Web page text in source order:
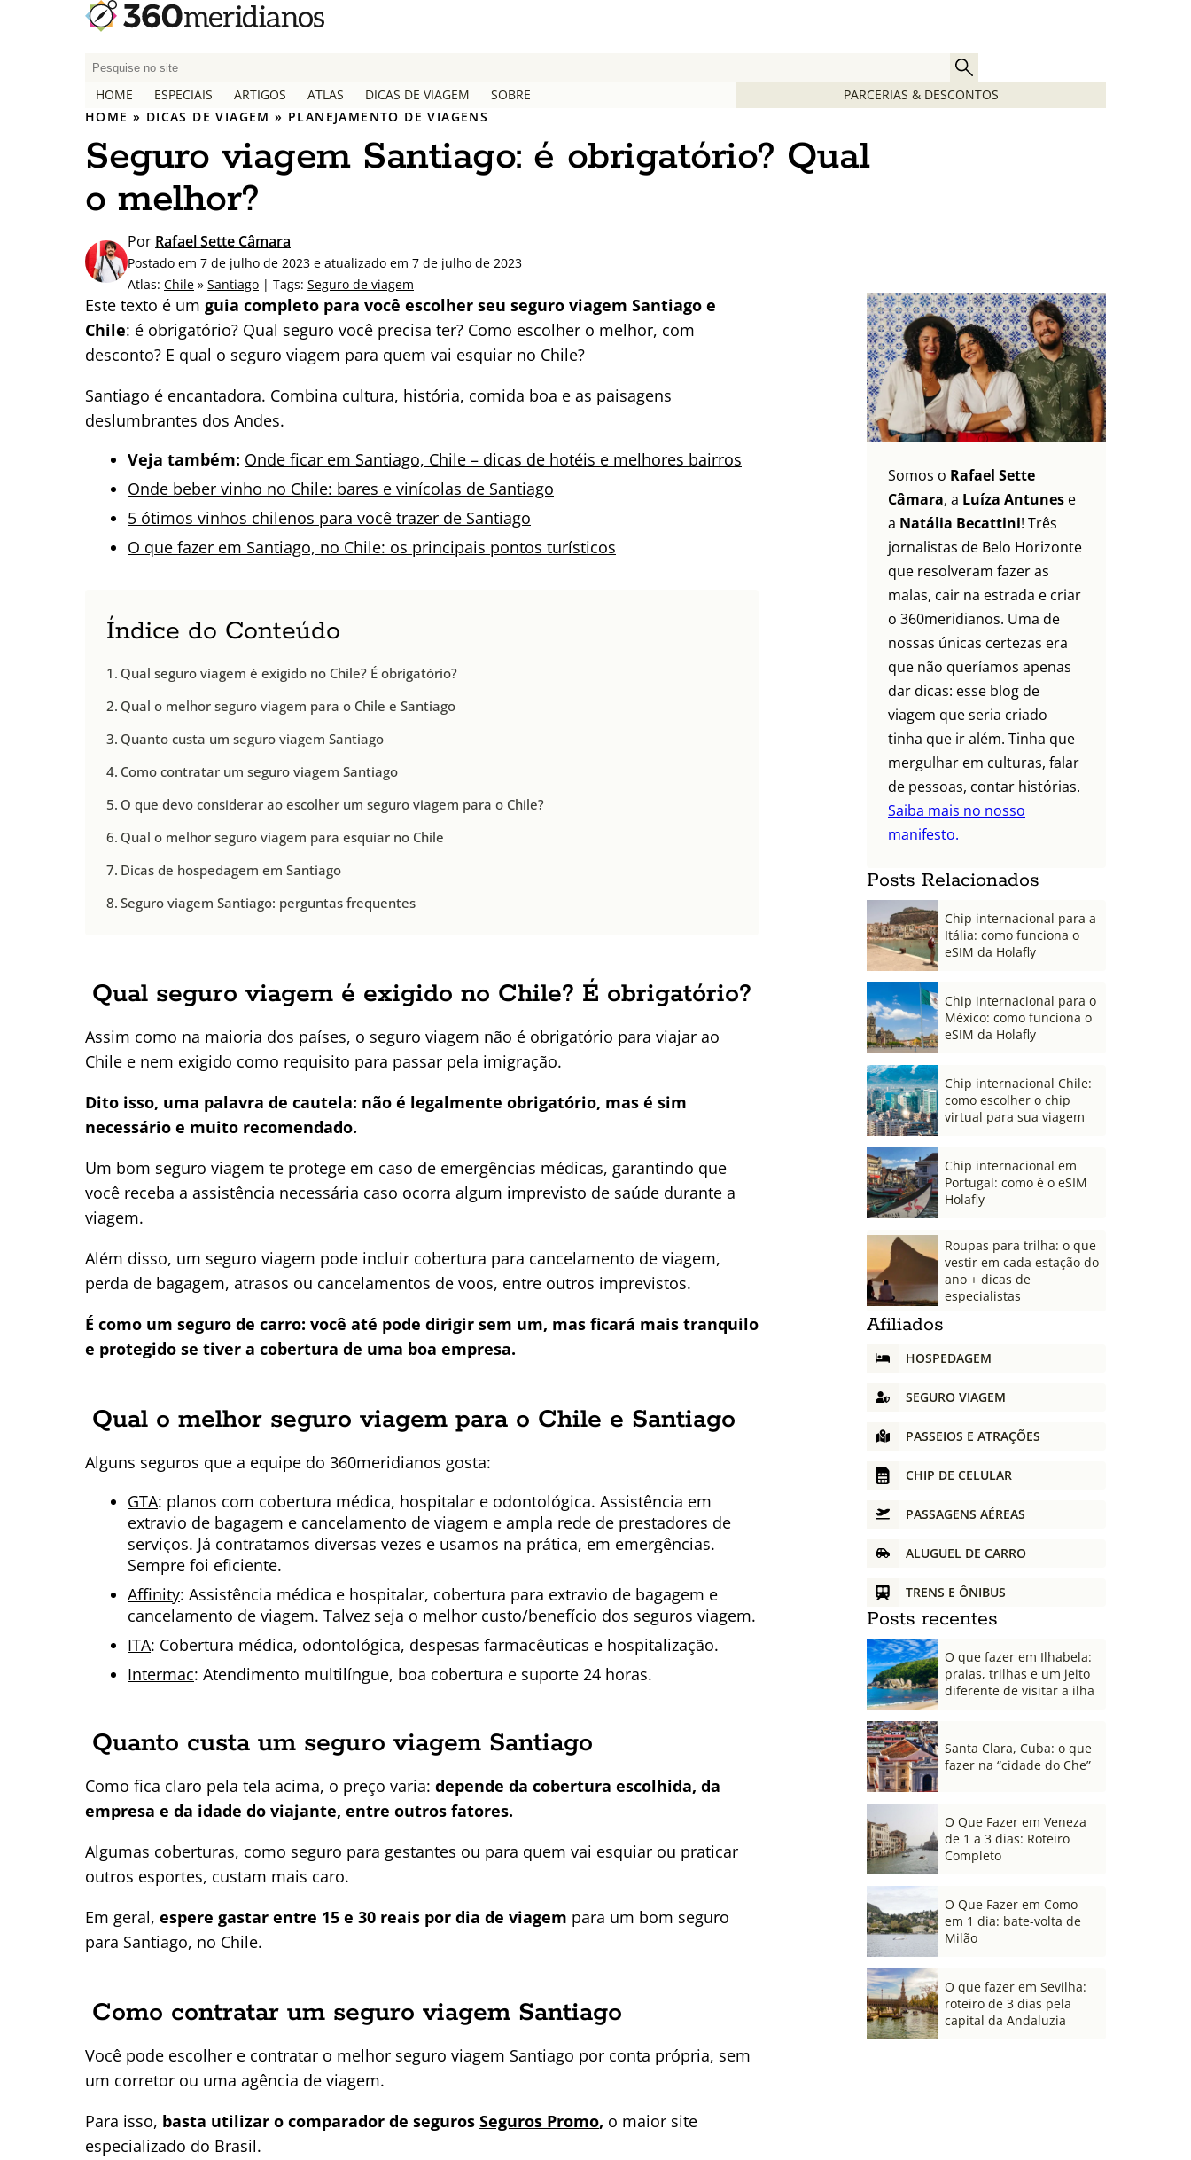
P
q
u
i
s
a
p
o
r
:
HOME ESPECIAIS ARTIGOS ATLAS DICAS DE VIAGEM SOBRE
PARCERIAS & DESCONTOS
HOME » DICAS DE VIAGEM » PLANEJAMENTO DE VIAGENS
Seguro viagem Santiago: é obrigatório? Qual
o melhor?
Por Rafael Sette Câmara
Postado em 7 de julho de 2023 e atualizado em 7 de julho de 2023
Atlas: Chile » Santiago | Tags: Seguro de viagem
Este texto é um guia completo para você escolher seu seguro viagem Santiago e
Chile: é obrigatório? Qual seguro você precisa ter? Como escolher o melhor, com
desconto? E qual o seguro viagem para quem vai esquiar no Chile?
Santiago é encantadora. Combina cultura, história, comida boa e as paisagens
deslumbrantes dos Andes.
Veja também: Onde ficar em Santiago, Chile – dicas de hotéis e melhores bairros
Onde beber vinho no Chile: bares e vinícolas de Santiago
5 ótimos vinhos chilenos para você trazer de Santiago
O que fazer em Santiago, no Chile: os principais pontos turísticos
Índice do Conteúdo
Qual seguro viagem é exigido no Chile? É obrigatório?
Qual o melhor seguro viagem para o Chile e Santiago
Quanto custa um seguro viagem Santiago
Como contratar um seguro viagem Santiago
O que devo considerar ao escolher um seguro viagem para o Chile?
Qual o melhor seguro viagem para esquiar no Chile
Dicas de hospedagem em Santiago
Seguro viagem Santiago: perguntas frequentes
Qual seguro viagem é exigido no Chile? É obrigatório?
Assim como na maioria dos países, o seguro viagem não é obrigatório para viajar ao
Chile e nem exigido como requisito para passar pela imigração.
Dito isso, uma palavra de cautela: não é legalmente obrigatório, mas é sim
necessário e muito recomendado.
Um bom seguro viagem te protege em caso de emergências médicas, garantindo que
você receba a assistência necessária caso ocorra algum imprevisto de saúde durante a
viagem.
Além disso, um seguro viagem pode incluir cobertura para cancelamento de viagem,
perda de bagagem, atrasos ou cancelamentos de voos, entre outros imprevistos.
É como um seguro de carro: você até pode dirigir sem um, mas ficará mais tranquilo
e protegido se tiver a cobertura de uma boa empresa.
Qual o melhor seguro viagem para o Chile e Santiago
Alguns seguros que a equipe do 360meridianos gosta:
GTA: planos com cobertura médica, hospitalar e odontológica. Assistência em
extravio de bagagem e cancelamento de viagem e ampla rede de prestadores de
serviços. Já contratamos diversas vezes e usamos na prática, em emergências.
Sempre foi eficiente.
Affinity: Assistência médica e hospitalar, cobertura para extravio de bagagem e
cancelamento de viagem. Talvez seja o melhor custo/benefício dos seguros viagem.
ITA: Cobertura médica, odontológica, despesas farmacêuticas e hospitalização.
Intermac: Atendimento multilíngue, boa cobertura e suporte 24 horas.
Quanto custa um seguro viagem Santiago
Como fica claro pela tela acima, o preço varia: depende da cobertura escolhida, da
empresa e da idade do viajante, entre outros fatores.
Algumas coberturas, como seguro para gestantes ou para quem vai esquiar ou praticar
outros esportes, custam mais caro.
Em geral, espere gastar entre 15 e 30 reais por dia de viagem para um bom seguro
para Santiago, no Chile.
Como contratar um seguro viagem Santiago
Você pode escolher e contratar o melhor seguro viagem Santiago por conta própria, sem
um corretor ou uma agência de viagem.
Para isso, basta utilizar o comparador de seguros Seguros Promo, o maior site
especializado do Brasil.
Somos o Rafael Sette
Câmara, a Luíza Antunes e
a Natália Becattini! Três
jornalistas de Belo Horizonte
que resolveram fazer as
malas, cair na estrada e criar
o 360meridianos. Uma de
nossas únicas certezas era
que não queríamos apenas
dar dicas: esse blog de
viagem que seria criado
tinha que ir além. Tinha que
mergulhar em culturas, falar
de pessoas, contar histórias.
Saiba mais no nosso
manifesto.
Posts Relacionados
Chip internacional para a
Itália: como funciona o
eSIM da Holafly
Chip internacional para o
México: como funciona o
eSIM da Holafly
Chip internacional Chile:
como escolher o chip
virtual para sua viagem
Chip internacional em
Portugal: como é o eSIM
Holafly
Roupas para trilha: o que
vestir em cada estação do
ano + dicas de
especialistas
Afiliados
HOSPEDAGEM
SEGURO VIAGEM
PASSEIOS E ATRAÇÕES
CHIP DE CELULAR
PASSAGENS AÉREAS
ALUGUEL DE CARRO
TRENS E ÔNIBUS
Posts recentes
O que fazer em Ilhabela:
praias, trilhas e um jeito
diferente de visitar a ilha
Santa Clara, Cuba: o que
fazer na “cidade do Che”
O Que Fazer em Veneza
de 1 a 3 dias: Roteiro
Completo
O Que Fazer em Como
em 1 dia: bate-volta de
Milão
O que fazer em Sevilha:
roteiro de 3 dias pela
capital da Andaluzia